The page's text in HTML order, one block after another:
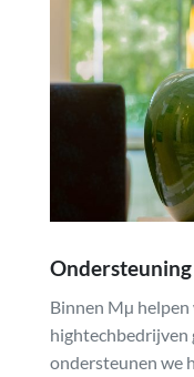
Binnen Mµ
hightechbedrijven
ondersteunen we